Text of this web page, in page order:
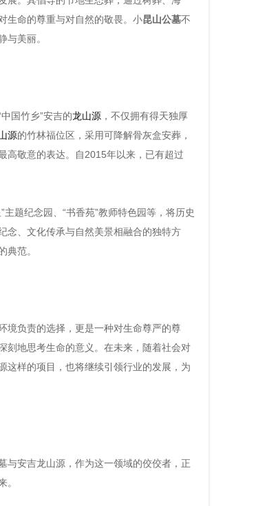
生命的尊重与对自然的敬畏。小昆山公墓不
与美丽。
国竹乡”安吉的龙山源 ，不仅拥有得天独厚
源的竹林福位区，采用可降解骨灰盒安葬，
高敬意的表达。自2015年以来，已有超过
题纪念园、“书香苑”教师特色园等，将历史
念、文化传承与自然美景相融合的独特方
典范。
境负责的选择，更是一种对生命尊严的尊
刻地思考生命的意义。在未来，随着社会对
这样的项目，也将继续引领行业的发展，为
与安吉龙山源，作为这一领域的佼佼者，正
。